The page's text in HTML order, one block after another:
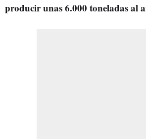
producir unas 6.000 toneladas al